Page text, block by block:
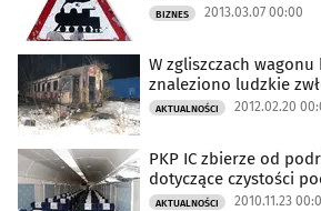
BIZNES 2013.03.07 00:00
W zgliszczach
znaleziono ludzkie
AKTUALNOŚCI 2012.02.20
PKP IC zbierze od
dotyczące czystości
AKTUALNOŚCI 2010.11.23